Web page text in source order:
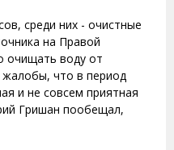
среди них - очистные
на Правой
очищать воду от
жалобы, что в период
и не совсем приятная
Гришан пообещал,